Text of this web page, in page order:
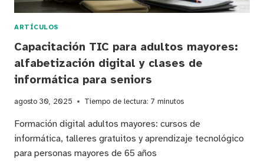
ARTÍCULOS
Capacitación TIC para adultos mayores:
alfabetización digital y clases de
informática para seniors
agosto 30, 2025 Tiempo de lectura: 7 minutos
Formación digital adultos mayores: cursos de
informática, talleres gratuitos y aprendizaje tecnológico
para personas mayores de 65 años